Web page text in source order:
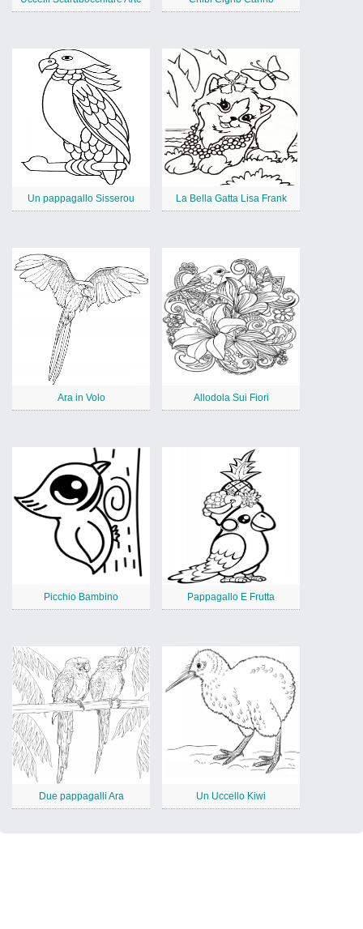
Un pappagallo Sisserou La Bella Gatta Lisa Frank
Ara in Volo Allodola Sui Fiori
Picchio Bambino Pappagallo E Frutta
Due pappagalli Ara Un Uccello Kiwi